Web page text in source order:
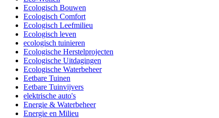
Ecologisch Bouwen
Ecologisch Comfort
Ecologisch Leefmilieu
Ecologisch leven
ecologisch tuinieren
Ecologische Herstelprojecten
Ecologische Uitdagingen
Ecologische Waterbeheer
Eetbare Tuinen
Eetbare Tuinvijvers
elektrische auto's
Energie & Waterbeheer
Energie en Milieu